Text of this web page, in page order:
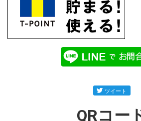
QRコー